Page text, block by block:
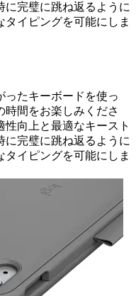
に完璧に跳ね返るように
イピングを可能にしま
ったキーボードを使っ
間をお楽しみくださ
向上と最適なキースト
に完璧に跳ね返るように
イピングを可能にしま